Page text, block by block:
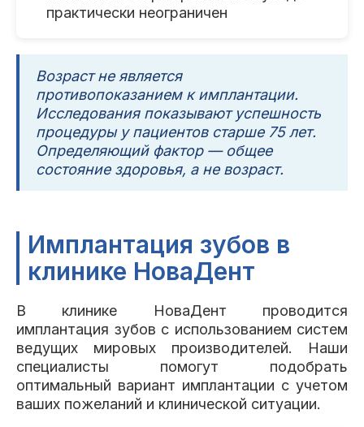
практически неограничен
Возраст не является
противопоказанием к имплантации.
Исследования показывают успешность
процедуры у пациентов старше 75 лет.
Определяющий фактор — общее
состояние здоровья, а не возраст.
Имплантация зубов в
клинике НоваДент
В клинике НоваДент проводится
имплантация зубов с использованием систем
ведущих мировых производителей. Наши
специалисты помогут подобрать
оптимальный вариант имплантации с учетом
ваших пожеланий и клинической ситуации.